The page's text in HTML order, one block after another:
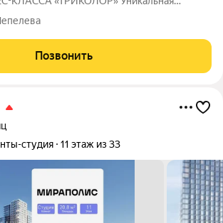
планировкой площадью 165 м в одном
на 36-м этаже
Позвонить
студия 11 этаж из 33